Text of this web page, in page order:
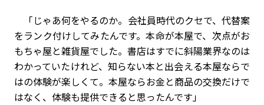
「じゃあ何をやるのか。会社員時代のクセで、代替案
をランク付けしてみたんです。本命が本屋で、次点がお
もちゃ屋と雑貨屋でした。書店はすでに斜陽業界なのは
わかっていたけれど、知らない本と出会える本屋ならで
はの体験が楽しくて。本屋ならお金と商品の交換だけで
はなく、体験も提供できると思ったんです」